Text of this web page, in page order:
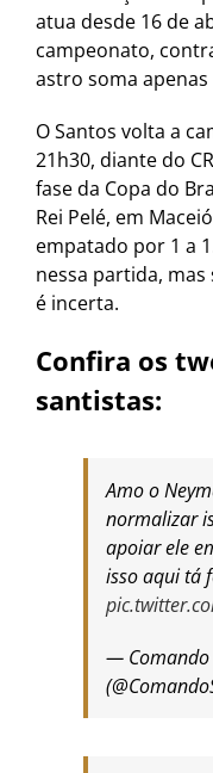
atua desde 16 de
campeonato,
astro soma
O Santos volta a
21h30, diante do
fase da Copa do
Rei Pelé, em
empatado por 1 a
nessa partida,
é incerta.
Confira os
santistas:
Amo o
normalizar
apoiar ele
isso aqui tá
— Comando